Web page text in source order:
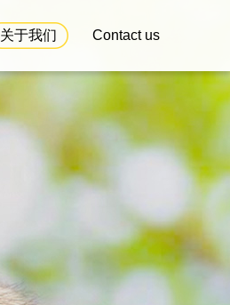
关于我们 Contact us